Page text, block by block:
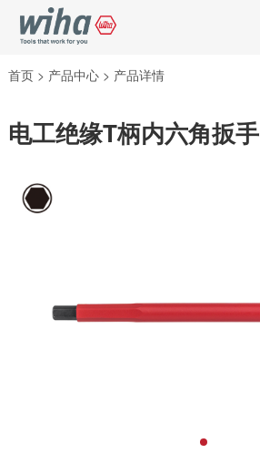
首页 > 产品中心 > 产品详情
电工绝缘T柄内六角扳手